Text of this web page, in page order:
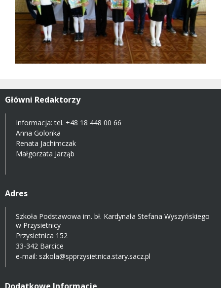
Główni Redaktorzy
Informacja: tel. +48 18 448 00 66
Anna Golonka
Renata Jachimczak
Małgorzata Jarząb
Adres
Szkoła Podstawowa im. bł. Kardynała Stefana Wyszyńskiego
w Przysietnicy
Przysietnica 152
33-342 Barcice
e-mail: szkola@spprzysietnica.stary.sacz.pl